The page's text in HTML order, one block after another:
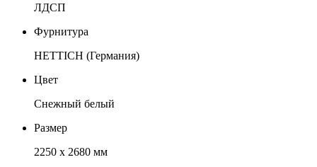
ЛДСП
Фурнитура
HETTICH (Германия)
Цвет
Снежный белый
Размер
2250 х 2680 мм